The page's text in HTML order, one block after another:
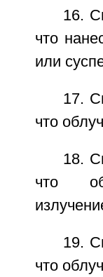
16.
что
или
17.
что
18.
что
19.
что